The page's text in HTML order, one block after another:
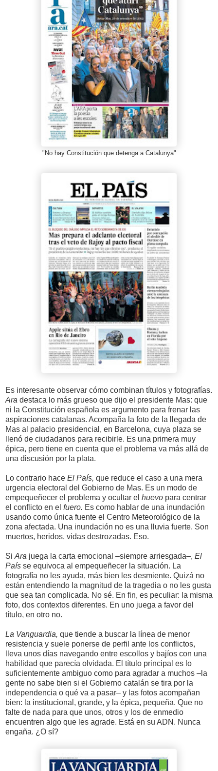
"No hay Constitución que detenga a Catalunya"
Es interesante observar cómo combinan títulos y fotografías.
Ara destaca lo más grueso que dijo el presidente Mas: que
ni la Constitución española es argumento para frenar las
aspiraciones catalanas. Acompaña la foto de la llegada de
Mas al palacio presidencial, en Barcelona, cuya plaza se
llenó de ciudadanos para recibirle. Es una primera muy
épica, pero tiene en cuenta que el problema va más allá de
una discusión por la plata.
Lo contrario hace El País, que reduce el caso a una mera
urgencia electoral del Gobierno de Mas. Es un modo de
empequeñecer el problema y ocultar el huevo para centrar
el conflicto en el fuero. Es como hablar de una inundación
usando como única fuente el Centro Meteorológico de la
zona afectada. Una inundación no es una lluvia fuerte. Son
muertos, heridos, vidas destrozadas. Eso.
Si Ara juega la carta emocional –siempre arriesgada–, El
País se equivoca al empequeñecer la situación. La
fotografía no les ayuda, más bien les desmiente. Quizá no
están entendiendo la magnitud de la tragedia o no les gusta
que sea tan complicada. No sé. En fin, es peculiar: la misma
foto, dos contextos diferentes. En uno juega a favor del
título, en otro no.
La Vanguardia, que tiende a buscar la línea de menor
resistencia y suele ponerse de perfil ante los conflictos,
lleva unos días navegando entre escollos y bajíos con una
habilidad que parecía olvidada. El título principal es lo
suficientemente ambiguo como para agradar a muchos –la
gente no sabe bien si el Gobierno catalán se tira por la
independencia o qué va a pasar– y las fotos acompañan
bien: la institucional, grande, y la épica, pequeña. Que no
falte de nada para que unos, otros y los de enmedio
encuentren algo que les agrade. Está en su ADN. Nunca
engaña. ¿O sí?